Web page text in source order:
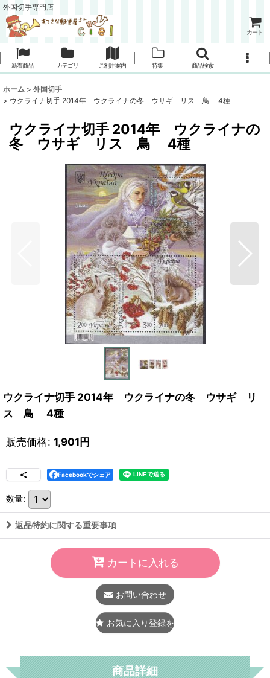
外国切手専門店
カート
新着商品 カテゴリ ご利用案内 特集 商品検索
ホーム > 外国切手
> ウクライナ切手 2014年 ウクライナの冬 ウサギ リス 鳥 4種
ウクライナ切手 2014年 ウクライナの
冬 ウサギ リス 鳥 4種
ウクライナ切手 2014年 ウクライナの冬 ウサギ リ
ス 鳥 4種
販売価格: 1,901円
Facebookでシェア
数量:
返品特約に関する重要事項
カートに入れる
お問い合わせ
お気に入り登録をする
商品詳細